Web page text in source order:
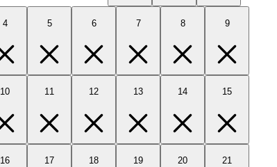
4 5 6 7 8 9
10 11 12 13 14 15
16 17 18 19 20 21